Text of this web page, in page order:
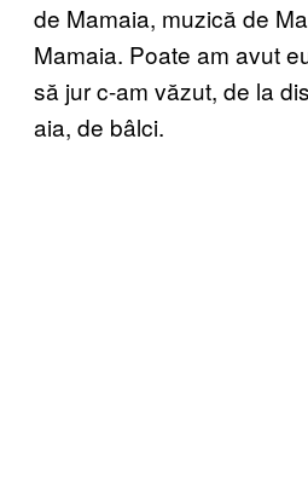
de Mamaia, muzică de
Mamaia. Poate am avut
să jur c-am văzut, de la
aia, de bâlci.